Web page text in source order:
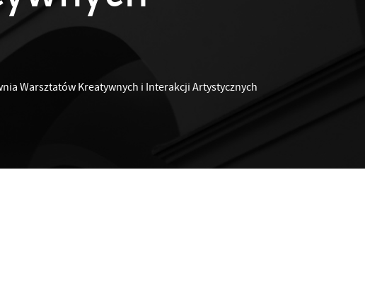
Warsztatów Kreatywnych i Interakcji Artystycznych